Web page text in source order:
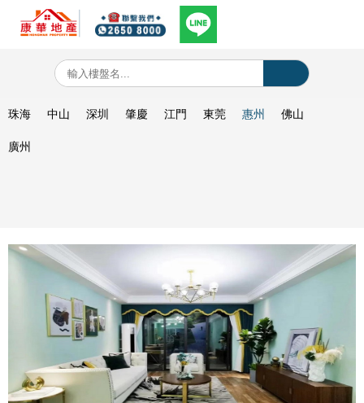
珠海 中山 深圳 肇慶 江門 東莞 惠州 佛山
廣州